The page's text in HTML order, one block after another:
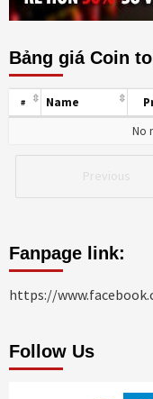
Bảng giá Coin
Previous
# Name
No
Fanpage link:
https://
Follow Us